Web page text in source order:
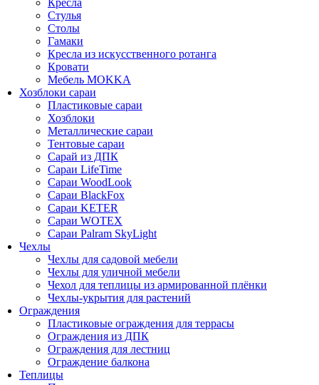
Кресла
Стулья
Столы
Гамаки
Кресла из искусственного ротанга
Кровати
Мебель MOKKA
Хозблоки сараи
Пластиковые сараи
Хозблоки
Металлические сараи
Тентовые сараи
Сарай из ДПК
Cараи LifeTime
Cараи WoodLook
Сараи BlackFox
Сараи KETER
Сараи WOTEX
Сараи Palram SkyLight
Чехлы
Чехлы для садовой мебели
Чехлы для уличной мебели
Чехол для теплицы из армированной плёнки
Чехлы-укрытия для растений
Ограждения
Пластиковые ограждения для террасы
Ограждения из ДПК
Ограждения для лестниц
Ограждение балкона
Теплицы